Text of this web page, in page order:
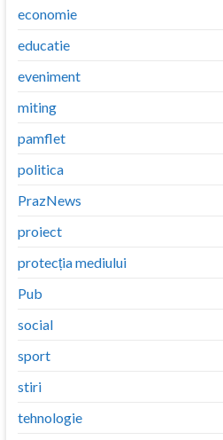
economie
educatie
eveniment
miting
pamflet
politica
PrazNews
proiect
protecția mediului
Pub
social
sport
stiri
tehnologie